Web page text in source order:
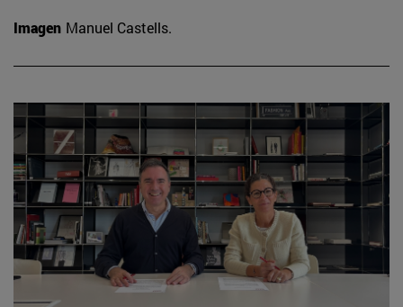
Imagen Manuel Castells.